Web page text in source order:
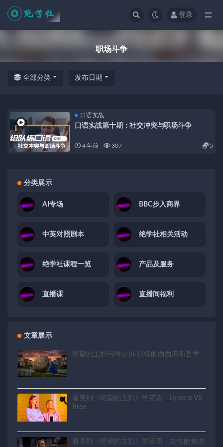
登录
职场斗争
全部分类 发布日期
口语实战
口语实战第十期：社交冲突与职场斗争
4 年前 307 5
分类展示
AI专场 BBC步入商界
中英对照剧本 绝学社相关活动
绝学社课程一览 产品及服务
直播课 直播间福利
文章展示
绝望的主妇与阿尔贝·加缪的西西弗斯哲学
看美剧《绝望的主妇》学英语：Lynette VS
Bree
看美剧《绝望的主妇》学英语：女性的焦虑